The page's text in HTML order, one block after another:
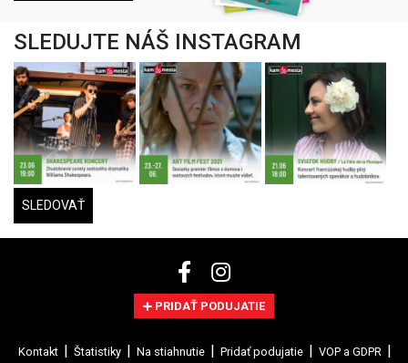
SLEDUJTE NÁŠ INSTAGRAM
SLEDOVAŤ
PRIDAŤ PODUJATIE
Kontakt Štatistiky Na stiahnutie Pridať podujatie VOP a GDPR